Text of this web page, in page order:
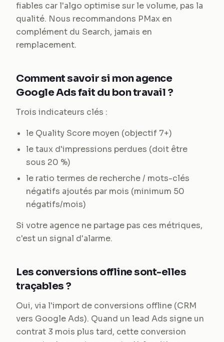
fiables car l'algo optimise sur le volume, pas la
qualité. Nous recommandons PMax en
complément du Search, jamais en
remplacement.
Comment savoir si mon agence
Google Ads fait du bon travail ?
Trois indicateurs clés :
le Quality Score moyen (objectif 7+)
le taux d'impressions perdues (doit être
sous 20 %)
le ratio termes de recherche / mots-clés
négatifs ajoutés par mois (minimum 50
négatifs/mois)
Si votre agence ne partage pas ces métriques,
c'est un signal d'alarme.
Les conversions offline sont-elles
traçables ?
Oui, via l'import de conversions offline (CRM
vers Google Ads). Quand un lead Ads signe un
contrat 3 mois plus tard, cette conversion